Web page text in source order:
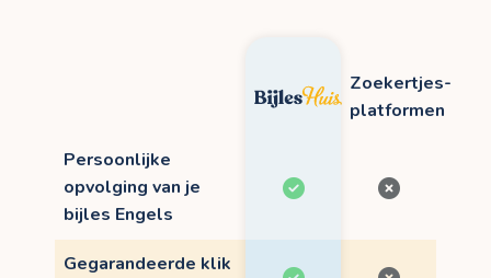
Zoekertjes-
platformen
Persoonlijke
opvolging van je
bijles Engels
Gegarandeerde klik